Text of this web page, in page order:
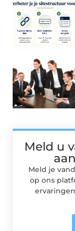
Meld u
Meld je
op ons